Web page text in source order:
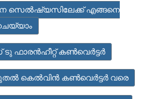
സെൽഷ്യസിലേക്ക് എങ്ങനെ
കൺവെർട്ടർ
കെൽവിൻ കൺവെർട്ടർ വരെ